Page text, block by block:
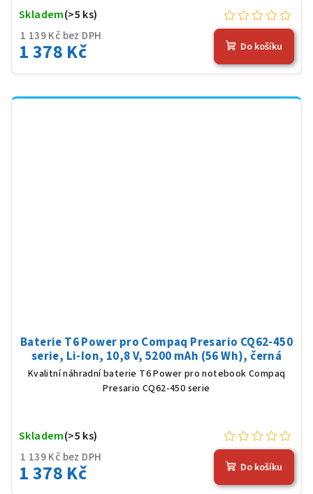
1 139 Kč bez DPH
1 378 Kč
Skladem(>5 ks)
Do košíku
Baterie T6 Power pro Compaq Presario CQ62-450
serie, Li-Ion, 10,8 V, 5200 mAh (56 Wh), černá
Kvalitní náhradní baterie T6 Power pro notebook Compaq
Presario CQ62-450 serie
1 139 Kč bez DPH
1 378 Kč
Skladem(>5 ks)
Do košíku